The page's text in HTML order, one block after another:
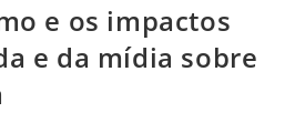
e os impactos
e da mídia sobre